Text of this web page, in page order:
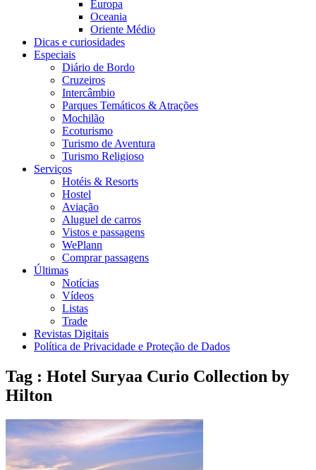
Europa
Oceania
Oriente Médio
Dicas e curiosidades
Especiais
Diário de Bordo
Cruzeiros
Intercâmbio
Parques Temáticos & Atrações
Mochilão
Ecoturismo
Turismo de Aventura
Turismo Religioso
Serviços
Hotéis & Resorts
Hostel
Aviação
Aluguel de carros
Vistos e passagens
WePlann
Comprar passagens
Últimas
Notícias
Vídeos
Listas
Trade
Revistas Digitais
Política de Privacidade e Proteção de Dados
Tag : Hotel Suryaa Curio Collection by
Hilton